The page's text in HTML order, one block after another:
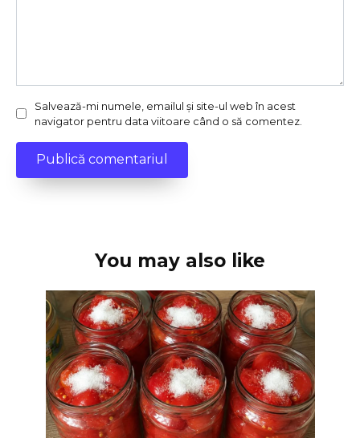
Salvează-mi numele, emailul și site-ul web în acest
navigator pentru data viitoare când o să comentez.
You may also like